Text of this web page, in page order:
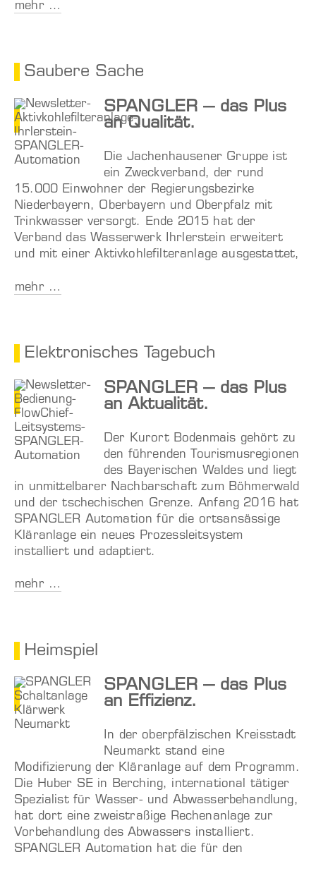
mehr …
Saubere Sache
SPANGLER – das Plus
an Qualität.
Die Jachenhausener Gruppe ist
ein Zweckverband, der rund
15.000 Einwohner der Regierungsbezirke
Niederbayern, Oberbayern und Oberpfalz mit
Trinkwasser versorgt. Ende 2015 hat der
Verband das Wasserwerk Ihrlerstein erweitert
und mit einer Aktivkohlefilteranlage ausgestattet,
mehr …
Elektronisches Tagebuch
SPANGLER – das Plus
an Aktualität.
Der Kurort Bodenmais gehört zu
den führenden Tourismusregionen
des Bayerischen Waldes und liegt
in unmittelbarer Nachbarschaft zum Böhmerwald
und der tschechischen Grenze. Anfang 2016 hat
SPANGLER Automation für die ortsansässige
Kläranlage ein neues Prozessleitsystem
installiert und adaptiert.
mehr …
Heimspiel
SPANGLER – das Plus
an Effizienz.
In der oberpfälzischen Kreisstadt
Neumarkt stand eine
Modifizierung der Kläranlage auf dem Programm.
Die Huber SE in Berching, international tätiger
Spezialist für Wasser- und Abwasserbehandlung,
hat dort eine zweistraßige Rechenanlage zur
Vorbehandlung des Abwassers installiert.
SPANGLER Automation hat die für den